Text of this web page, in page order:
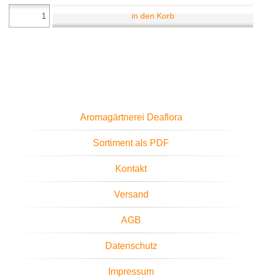
in den Korb
Aromagärtnerei Deaflora
Sortiment als PDF
Kontakt
Versand
AGB
Datenschutz
Impressum